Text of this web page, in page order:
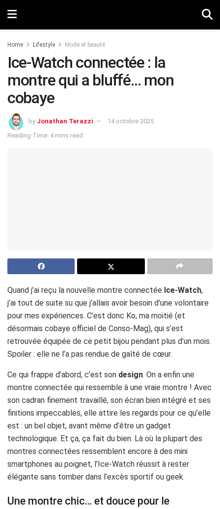
Home Lifestyle Mode et beauté
Ice-Watch connectée : la
montre qui a bluffé… mon
cobaye
by Jonathan Terazzi
14 octobre 2025
Reading Time: 4 mins read
Quand j’ai reçu la nouvelle montre connectée Ice-Watch,
j’ai tout de suite su que j’allais avoir besoin d’une volontaire
pour mes expériences. C’est donc Ko, ma moitié (et
désormais cobaye officiel de Conso-Mag), qui s’est
retrouvée équipée de ce petit bijou pendant plus d’un mois.
Spoiler : elle ne l’a pas rendue de gaîté de cœur.
Ce qui frappe d’abord, c’est son design. On a enfin une
montre connectée qui ressemble à une vraie montre ! Avec
son cadran finement travaillé, son écran bien intégré et ses
finitions impeccables, elle attire les regards pour ce qu’elle
est : un bel objet, avant même d’être un gadget
technologique. Et ça, ça fait du bien. Là où la plupart des
montres connectées ressemblent encore à des mini
smartphones au poignet, l’Ice-Watch réussit à rester
élégante sans tomber dans l’excès sportif ou geek.
Une montre chic… et douce pour le